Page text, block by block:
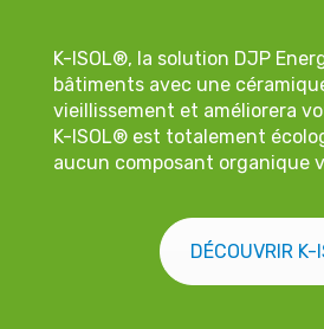
K-ISOL®, la solution DJP
bâtiments avec une
vieillissement et améliorera
K-ISOL® est totalement
aucun composant organique
DÉCOUVRIR